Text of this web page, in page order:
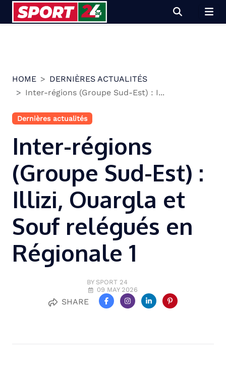
HOME
DERNIÈRES ACTUALITÉS
Inter-régions (Groupe Sud-Est) : I...
Dernières actualités
Inter-régions
(Groupe Sud-Est) :
Illizi, Ouargla et
Souf relégués en
Régionale 1
BY SPORT 24
09 MAY 2026
SHARE